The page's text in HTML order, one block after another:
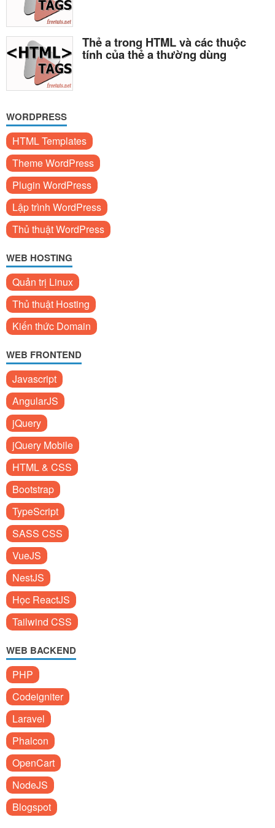
Thẻ a trong HTML và các thuộc
tính của thẻ a thường dùng
WORDPRESS
HTML Templates
Theme WordPress
Plugin WordPress
Lập trình WordPress
Thủ thuật WordPress
WEB HOSTING
Quản trị Linux
Thủ thuật Hosting
Kiến thức Domain
WEB FRONTEND
Javascript
AngularJS
jQuery
jQuery Mobile
HTML & CSS
Bootstrap
TypeScript
SASS CSS
VueJS
NestJS
Học ReactJS
Tailwind CSS
WEB BACKEND
PHP
Codeigniter
Laravel
Phalcon
OpenCart
NodeJS
Blogspot